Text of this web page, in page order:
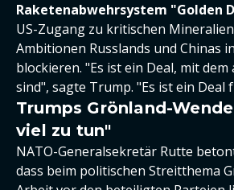
Raketenabwehrsystem "Golden
US-Zugang zu kritischen
Ambitionen Russlands und Chinas
blockieren. "Es ist ein Deal, mit
sind", sagte Trump. "Es ist ein Deal
Trumps Grönland-
viel zu tun"
NATO-Generalsekretär Rutte
dass beim politischen Streitthema